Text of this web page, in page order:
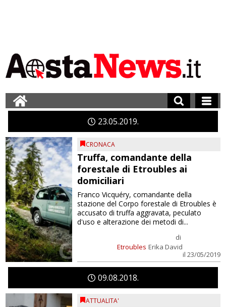
2305 2019
CRONACA
Truffa, comandante della
forestale di Etroubles ai
domiciliari
Etroubles
di
Erika David
il 23/05/2019
Franco Vicquéry, comandante della
stazione del Corpo forestale di Etroubles è
accusato di truffa aggravata, peculato
d'uso e alterazione dei metodi di...
0908 2018
ATTUALITA'